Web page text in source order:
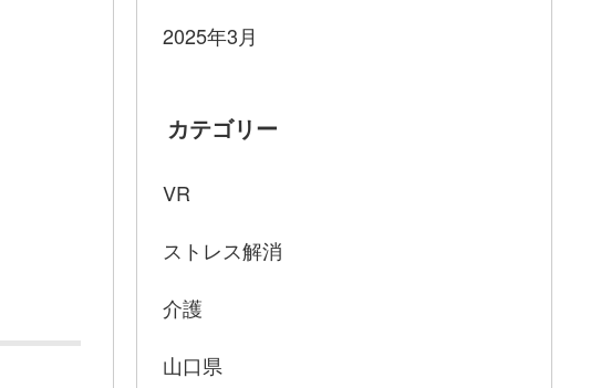
2025年3月
カテゴリー
VR
ストレス解消
介護
山口県